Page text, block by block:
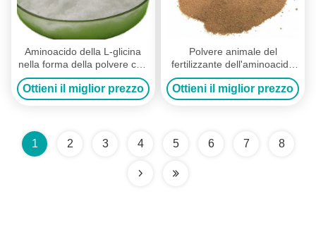
Aminoacido della L-glicina
nella forma della polvere con
lo spray fogliare dell'azoto
18-0-0 organico
Ottieni il miglior prezzo
Polvere animale del
fertilizzante dell'aminoacido
dell'estratto per il tipo del
cloruro di ammonio delle
piante
Ottieni il miglior prezzo
1 2 3 4 5 6 7 8